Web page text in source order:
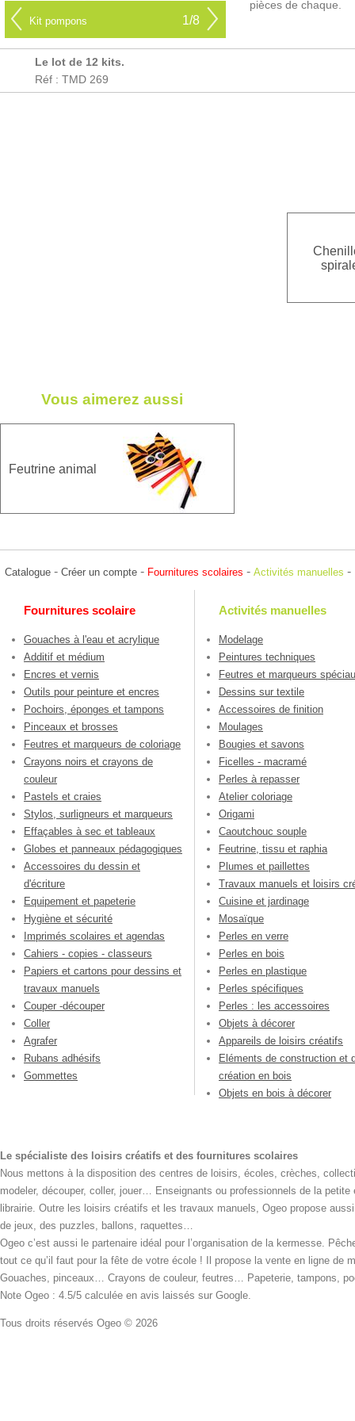
Kit pompons 1/8
pièces de chaque.
Le lot de 12 kits.
Réf : TMD 269
Vous aimerez aussi
Feutrine animal
Catalogue - Créer un compte - Fournitures scolaires - Activités manuelles -
Fournitures scolaire
Gouaches à l'eau et acrylique
Additif et médium
Encres et vernis
Outils pour peinture et encres
Pochoirs, éponges et tampons
Pinceaux et brosses
Feutres et marqueurs de coloriage
Crayons noirs et crayons de
couleur
Pastels et craies
Stylos, surligneurs et marqueurs
Effaçables à sec et tableaux
Globes et panneaux pédagogiques
Accessoires du dessin et
d'écriture
Equipement et papeterie
Hygiène et sécurité
Imprimés scolaires et agendas
Cahiers - copies - classeurs
Papiers et cartons pour dessins et
travaux manuels
Couper -découper
Coller
Agrafer
Rubans adhésifs
Gommettes
Activités manuelles
Modelage
Peintures techniques
Feutres et marqueurs
Dessins sur textile
Accessoires de finition
Moulages
Bougies et savons
Ficelles - macramé
Perles à repasser
Atelier coloriage
Origami
Caoutchouc souple
Feutrine, tissu et raphia
Plumes et paillettes
Travaux manuels et loisirs
Cuisine et jardinage
Mosaïque
Perles en verre
Perles en bois
Perles en plastique
Perles spécifiques
Perles : les accessoires
Objets à décorer
Appareils de loisirs créatifs
Eléments de construction et
création en bois
Objets en bois à décorer
Le spécialiste des loisirs créatifs et des fournitures scolaires
Nous mettons à la disposition des centres de loisirs, écoles, crèches,
modeler, découper, coller, jouer… Enseignants ou professionnels de la
librairie. Outre les loisirs créatifs et les travaux manuels, Ogeo propose
de jeux, des puzzles, ballons, raquettes…
Ogeo c’est aussi le partenaire idéal pour l’organisation de la kermesse.
tout ce qu’il faut pour la fête de votre école ! Il propose la vente en ligne
Gouaches, pinceaux… Crayons de couleur, feutres… Papeterie, tampons,
Note Ogeo : 4.5/5 calculée en avis laissés sur Google.
Tous droits réservés Ogeo © 2026